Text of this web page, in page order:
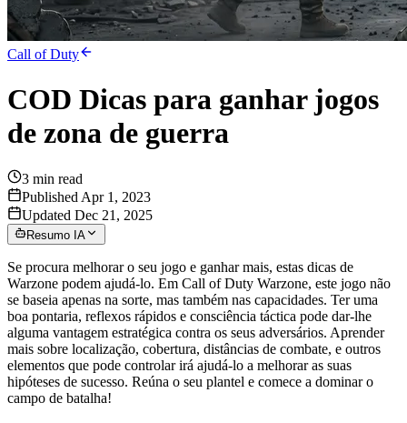
Call of Duty
COD Dicas para ganhar jogos
de zona de guerra
3 min read
Published Apr 1, 2023
Updated Dec 21, 2025
Resumo IA
Se procura melhorar o seu jogo e ganhar mais, estas dicas de
Warzone podem ajudá-lo. Em Call of Duty Warzone, este jogo não
se baseia apenas na sorte, mas também nas capacidades. Ter uma
boa pontaria, reflexos rápidos e consciência táctica pode dar-lhe
alguma vantagem estratégica contra os seus adversários. Aprender
mais sobre localização, cobertura, distâncias de combate, e outros
elementos que pode controlar irá ajudá-lo a melhorar as suas
hipóteses de sucesso. Reúna o seu plantel e comece a dominar o
campo de batalha!